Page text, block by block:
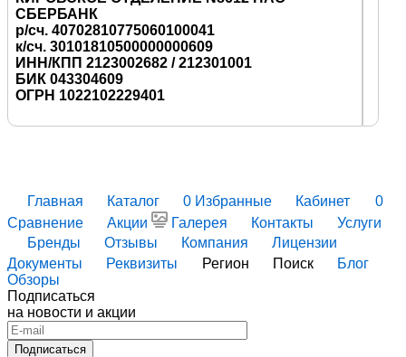
СБЕРБАНК
р/сч. 40702810775060100041
к/сч. 30101810500000000609
ИНН/КПП 2123002682 / 212301001
БИК 043304609
ОГРН 1022102229401
Главная Каталог 0 Избранные Кабинет
0
Сравнение
Акции Галерея Контакты
Услуги
Бренды
Отзывы Компания
Лицензии
Документы
Реквизиты Регион Поиск
Блог
Обзоры
Подписаться
на новости и акции
Подписаться